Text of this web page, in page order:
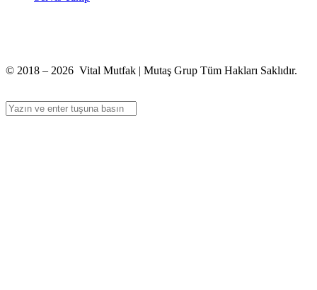
© 2018 – 2026 Vital Mutfak | Mutaş Grup Tüm Hakları Saklıdır.